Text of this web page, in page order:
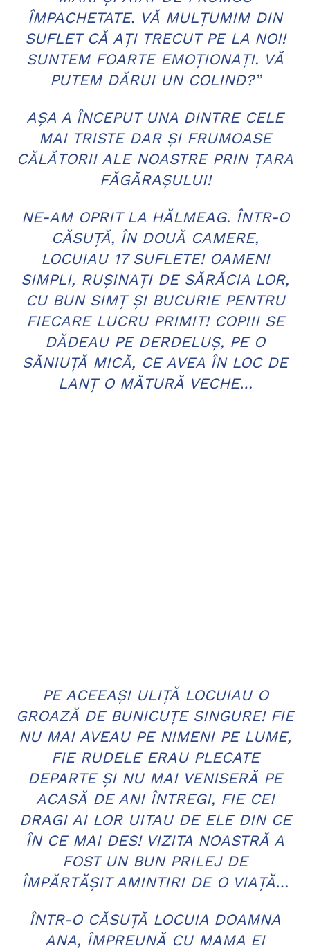
ÎMPACHETATE. VĂ MULŢUMIM DIN
SUFLET CĂ AŢI TRECUT PE LA NOI!
SUNTEM FOARTE EMOŢIONAŢI. VĂ
PUTEM DĂRUI UN COLIND?”
AŞA A ÎNCEPUT UNA DINTRE CELE
MAI TRISTE DAR ŞI FRUMOASE
CĂLĂTORII ALE NOASTRE PRIN ŢARA
FĂGĂRAŞULUI!
NE-AM OPRIT LA HĂLMEAG. ÎNTR-O
CĂSUŢĂ, ÎN DOUĂ CAMERE,
LOCUIAU 17 SUFLETE! OAMENI
SIMPLI, RUŞINAŢI DE SĂRĂCIA LOR,
CU BUN SIMŢ ŞI BUCURIE PENTRU
FIECARE LUCRU PRIMIT! COPIII SE
DĂDEAU PE DERDELUŞ, PE O
SĂNIUŢĂ MICĂ, CE AVEA ÎN LOC DE
LANŢ O MĂTURĂ VECHE…
PE ACEEAŞI ULIŢĂ LOCUIAU O
GROAZĂ DE BUNICUŢE SINGURE! FIE
NU MAI AVEAU PE NIMENI PE LUME,
FIE RUDELE ERAU PLECATE
DEPARTE ŞI NU MAI VENISERĂ PE
ACASĂ DE ANI ÎNTREGI, FIE CEI
DRAGI AI LOR UITAU DE ELE DIN CE
ÎN CE MAI DES! VIZITA NOASTRĂ A
FOST UN BUN PRILEJ DE
ÎMPĂRTĂŞIT AMINTIRI DE O VIAŢĂ…
ÎNTR-O CĂSUŢĂ LOCUIA DOAMNA
ANA, ÎMPREUNĂ CU MAMA EI